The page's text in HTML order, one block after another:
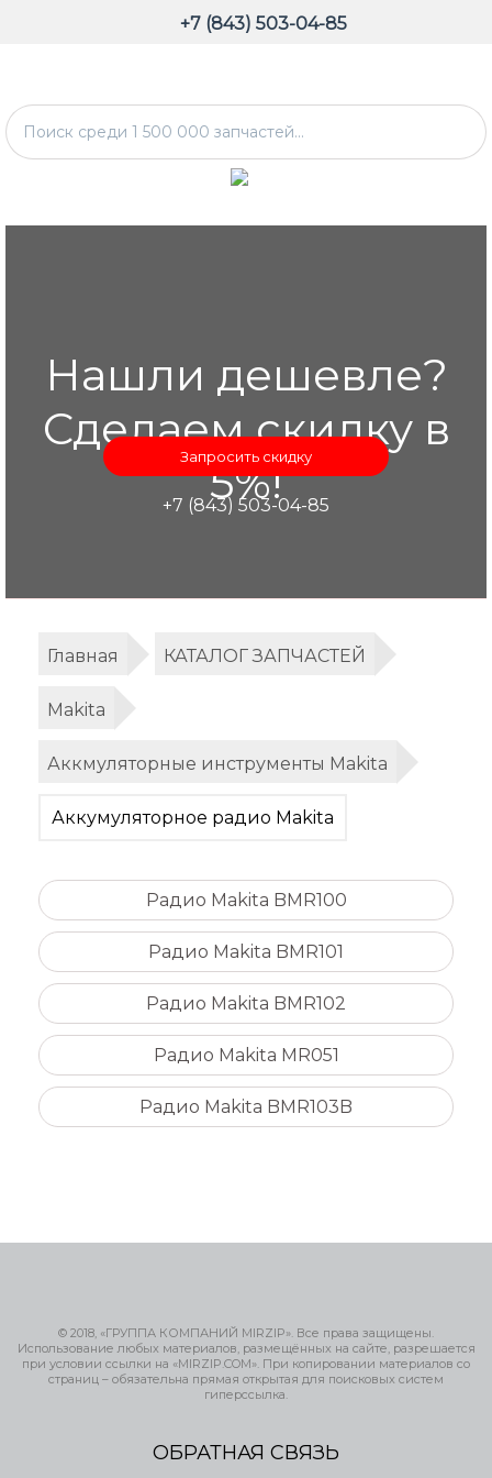
+7 (843) 503-04-85
Нашли дешевле?
Сделаем скидку в
5%!
Запросить скидку
+7 (843) 503-04-85
Главная КАТАЛОГ ЗАПЧАСТЕЙ
Makita
Аккмуляторные инструменты Makita
Аккумуляторное радио Makita
Радио Makita BMR100
Радио Makita BMR101
Радио Makita BMR102
Радио Makita MR051
Радио Makita BMR103B
© 2018, «ГРУППА КОМПАНИЙ MIRZIP». Все права защищены.
Использование любых материалов, размещённых на сайте, разрешается
при условии ссылки на «MIRZIP.COM». При копировании материалов со
страниц – обязательна прямая открытая для поисковых систем
гиперссылка.
ОБРАТНАЯ СВЯЗЬ